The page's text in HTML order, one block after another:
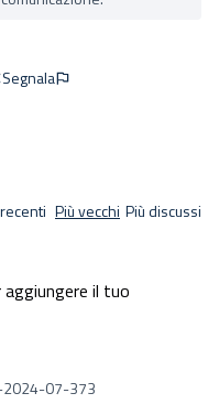
Segnala
Più vecchi Più discussi
aggiungere il tuo
2024-07-373